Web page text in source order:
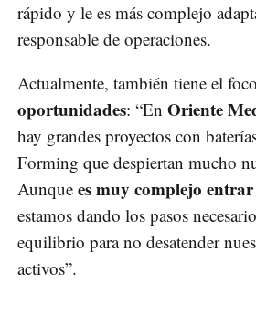
rápido y le es más complejo
responsable de operaciones.
Actualmente, también tiene el
oportunidades: “En Oriente
hay grandes proyectos con
Forming que despiertan mucho
Aunque es muy complejo entrar
estamos dando los pasos
equilibrio para no desatender
activos”.